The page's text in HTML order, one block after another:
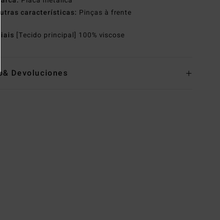
Outras características: Pinças à frente
[Tecido principal] 100% viscose
Devoluciones